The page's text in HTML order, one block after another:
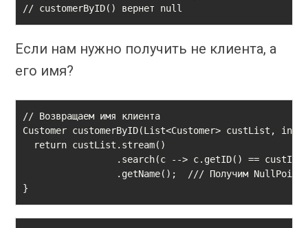
// customerByID() вернет null
Если нам нужно получить не клиента, а
его имя?
// Возвращаем имя клиента
Customer customerByID(List<Customer> custList,
  return custList.stream()
                 .search(c -­‐> c.getID() == custID)
.getName();  /// Получим
}